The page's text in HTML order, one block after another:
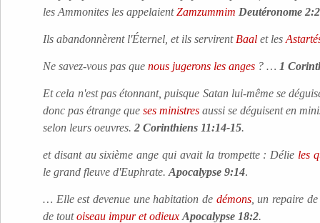
les Ammonites les appelaientZamzummim Deutéronome
Ils abandonnèrent l'Éternel, et ils servirent Baal et les
Ne savez-vous pas que nous jugerons les anges ? … 1
Et cela n'est pas étonnant, puisque Satan lui-même se
donc pas étrange que ses ministres aussi se déguisent en
selon leurs oeuvres. 2 Corinthiens 11:14-15.
et disant au sixième ange qui avait la trompette : Délie les
le grand fleuve d'Euphrate. Apocalypse 9:14.
… Elle est devenue une habitation de démons, un repaire
de toutoiseau impur et odieux Apocalypse 18:2.